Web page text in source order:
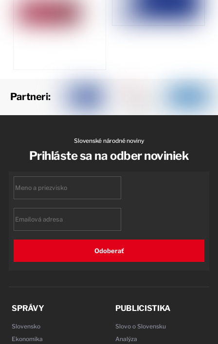
Partneri:
Slovenské národné noviny
Prihláste sa na odber noviniek
Odoberať
SPRÁVY
Slovensko
Ekonomika
PUBLICISTIKA
Slovo o Slovensku
Analýza